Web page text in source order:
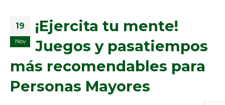
19
Nov
¡Ejercita tu mente!
Juegos y pasatiempos
más recomendables para
Personas Mayores